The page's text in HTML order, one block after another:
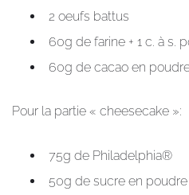
2 oeufs battus
60g de farine + 1 c. à s.
60g de cacao en
Pour la partie « cheesecake »:
75g de Philadelphia®
50g de sucre en poudre